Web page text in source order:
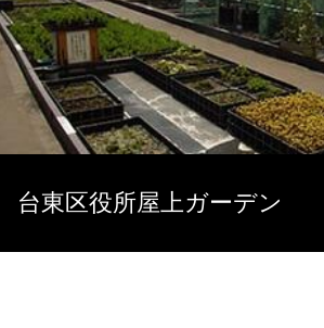
台東区役所屋上ガーデン